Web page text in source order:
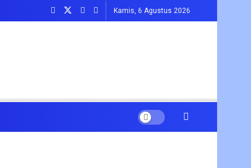
Kamis, 6 Agustus 2026